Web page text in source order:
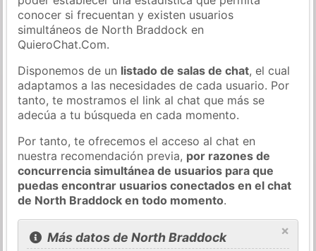
conocer si frecuentan y existen usuarios
simultáneos de North Braddock en
QuieroChat.Com.
Disponemos de un listado de salas de chat, el cual
adaptamos a las necesidades de cada usuario. Por
tanto, te mostramos el link al chat que más se
adecúa a tu búsqueda en cada momento.
Por tanto, te ofrecemos el acceso al chat en
nuestra recomendación previa, por razones de
concurrencia simultánea de usuarios para que
puedas encontrar usuarios conectados en el chat
de North Braddock en todo momento.
×
Más datos de North Braddock